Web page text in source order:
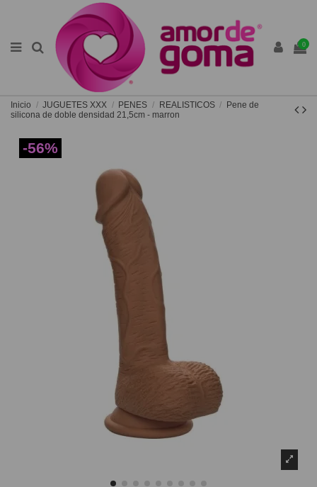
0
Inicio JUGUETES XXX PENES REALISTICOS
Pene de
silicona de doble densidad 21,5cm - marron
-56%